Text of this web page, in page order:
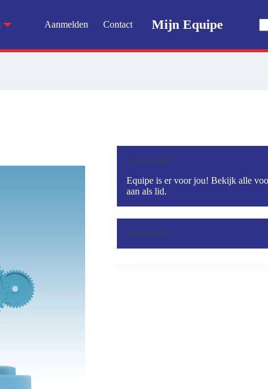
Aanmelden Contact Mijn Equipe
Aanmelden?
Equipe is er voor jou! Bekijk alle
aan als lid.
Activiteiten